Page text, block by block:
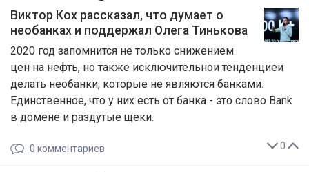
Виктор Кох рассказал, что думает о
необанках и поддержал Олега Тинькова
2020 год запомнится не только снижением
цен на нефть, но также исключительнои тенденциеи
делать необанки, которые не являются банками.
Единственное, что у них есть от банка - это слово Bank
в домене и раздутые щеки.
0
0 комментариев